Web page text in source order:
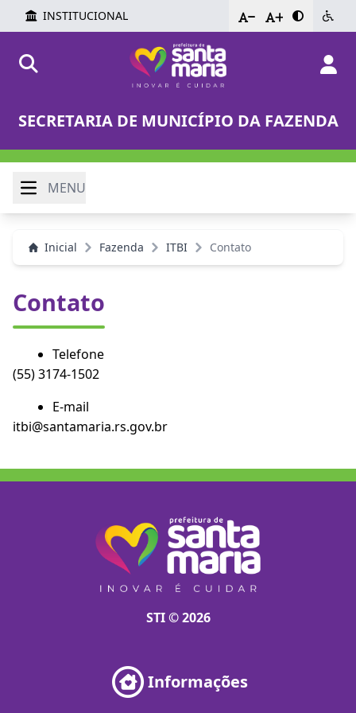
INSTITUCIONAL - +
SECRETARIA DE MUNICÍPIO DA FAZENDA
MENU
Inicial Fazenda ITBI Contato
Contato
Telefone
(55) 3174-1502
E-mail
itbi@santamaria.rs.gov.br
STI © 2026
Informações